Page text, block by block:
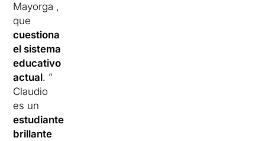
Mayorga ,
que
cuestiona
el sistema
educativo
actual. ”
Claudio
es un
estudiante
brillante